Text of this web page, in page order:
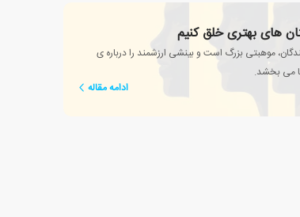
های بهتری خلق کنیم
موهبتی بزرگ است و بینشی ارزشمند را درباره ی
می بخشد.
ادامه مقاله